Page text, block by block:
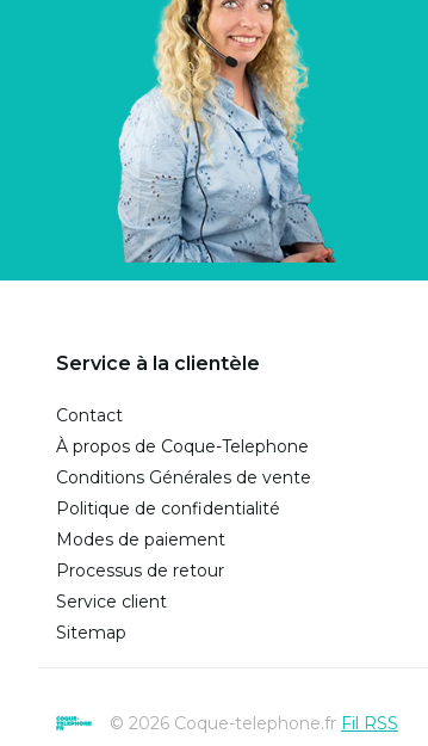
Service à la clientèle
Contact
À propos de Coque-Telephone
Conditions Générales de vente
Politique de confidentialité
Modes de paiement
Processus de retour
Service client
Sitemap
© 2026 Coque-telephone.fr Fil RSS